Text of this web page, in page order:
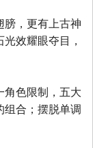
膀，更有上古神
效耀眼夺目，
角色限制，五大
组合；摆脱单调